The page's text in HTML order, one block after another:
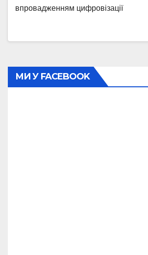
впровадженням цифровізації
МИ У FACEBOOK